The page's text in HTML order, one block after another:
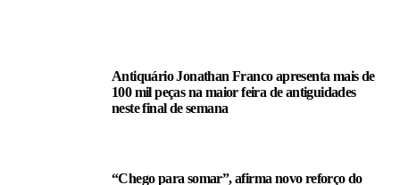
Antiquário Jonathan Franco apresenta mais de
100 mil peças na maior feira de antiguidades
neste final de semana
“Chego para somar”, afirma novo reforço do